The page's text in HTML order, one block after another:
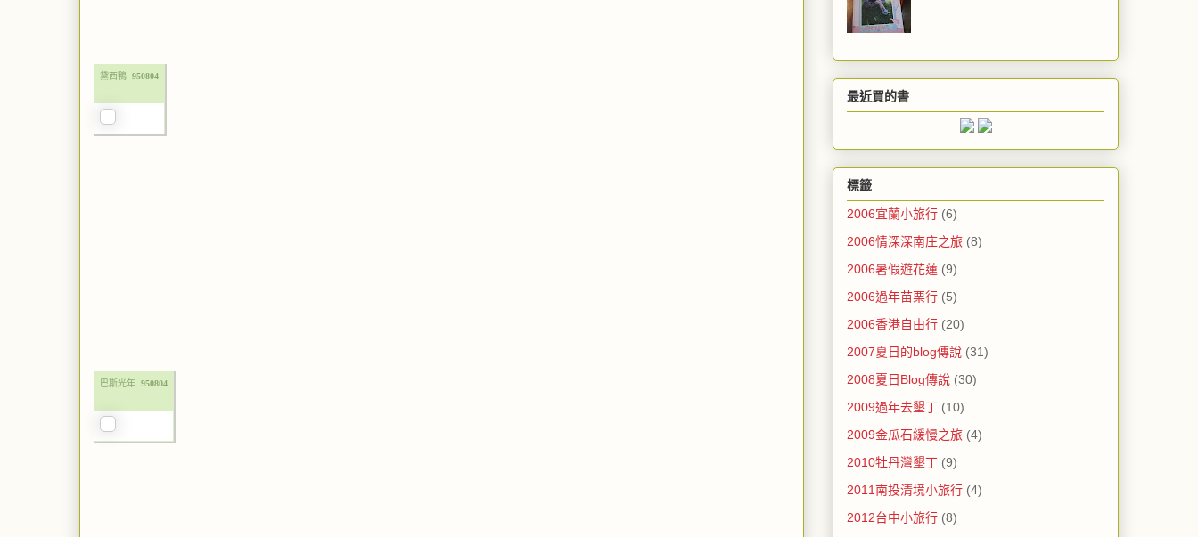
黛西鴨 950804
巴斯光年 950804
最近買的書
標籤
2006宜蘭小旅行 (6)
2006情深深南庄之旅 (8)
2006暑假遊花蓮 (9)
2006過年苗栗行 (5)
2006香港自由行 (20)
2007夏日的blog傳說 (31)
2008夏日Blog傳說 (30)
2009過年去墾丁 (10)
2009金瓜石緩慢之旅 (4)
2010牡丹灣墾丁 (9)
2011南投清境小旅行 (4)
2012台中小旅行 (8)